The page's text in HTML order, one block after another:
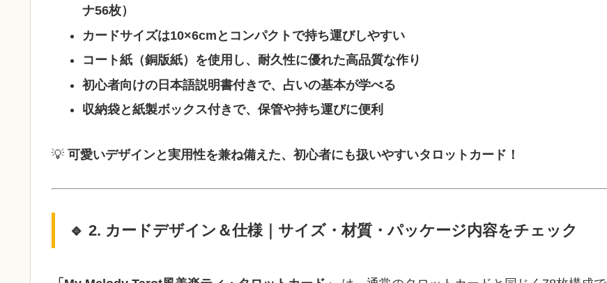
ナ56枚）
カードサイズは10×6cmとコンパクトで持ち運びしやすい
コート紙（銅版紙）を使用し、耐久性に優れた高品質な作り
初心者向けの日本語説明書付きで、占いの基本が学べる
収納袋と紙製ボックス付きで、保管や持ち運びに便利
💡 可愛いデザインと実用性を兼ね備えた、初心者にも扱いやすいタロットカード！
🔹 2. カードデザイン＆仕様｜サイズ・材質・パッケージ内容をチェック